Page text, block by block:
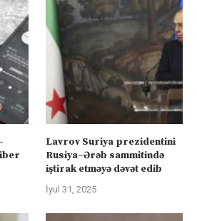
Lavrov Suriya prezidentini
Rusiya–Ərəb sammitində
iştirak etməyə dəvət edib
İyul 31, 2025